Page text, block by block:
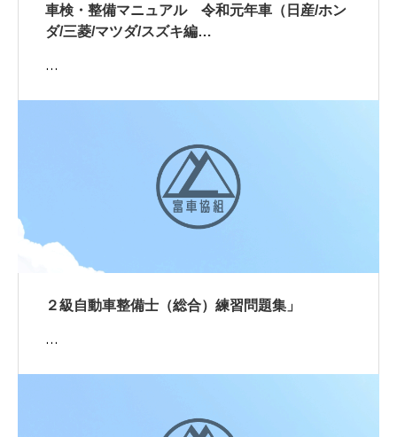
車検・整備マニュアル 令和元年車（日産/ホン
ダ/三菱/マツダ/スズキ編…
…
２級自動車整備士（総合）練習問題集」
…